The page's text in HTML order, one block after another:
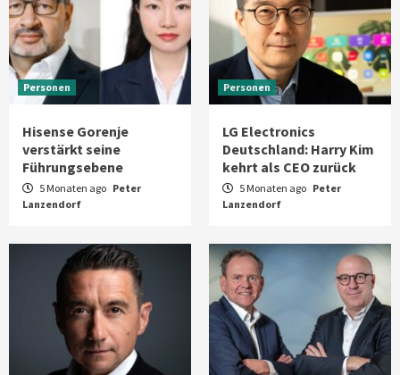
Personen
Hisense Gorenje
verstärkt seine
Führungsebene
5 Monaten ago Peter
Lanzendorf
Personen
LG Electronics
Deutschland: Harry Kim
kehrt als CEO zurück
5 Monaten ago Peter
Lanzendorf